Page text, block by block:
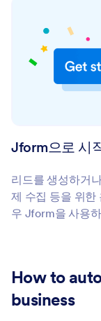
Jform으로 시
리드를 생성하거
제 수집 등을 위한
우 Jform을 사용
How to
business